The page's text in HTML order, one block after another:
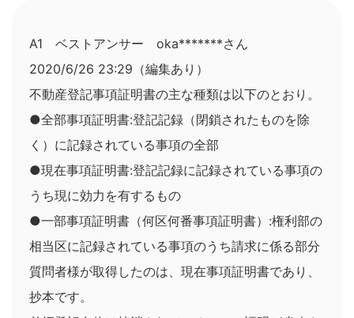
A1 ベストアンサー oka*******さん
2020/6/26 23:29（編集あり）
不動産登記事項証明書の主な種類は以下のとおり。
●全部事項証明書:登記記録（閉鎖されたものを除
く）に記録されている事項の全部
●現在事項証明書:登記記録に記録されている事項の
うち現に効力を有するもの
●一部事項証明書（何区何番事項証明書）:権利部の
相当区に記録されている事項のうち請求に係る部分
質問者様が取得したのは、現在事項証明書であり、
抄本です。